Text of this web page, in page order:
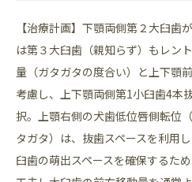
【治療計画】下顎両側第２大臼歯
は第３大臼歯（親知らず）もレン
量（ガタガタの度合い）と上下顎
考慮し、上下顎両側第1小臼歯4本
択。上顎右側の犬歯低位唇側転位
タガタ）は、抜歯スペースを利用
臼歯の萌出スペースを確保するた